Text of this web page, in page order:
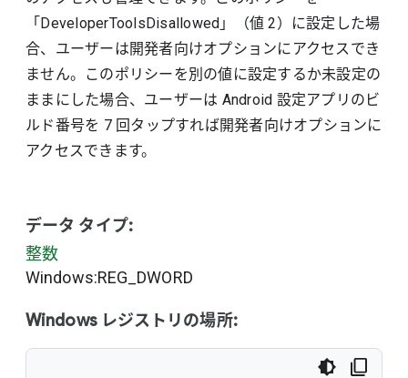
「DeveloperToolsDisallowed」（値 2）に設定した場
合、ユーザーは開発者向けオプションにアクセスでき
ません。このポリシーを別の値に設定するか未設定の
ままにした場合、ユーザーは Android 設定アプリのビ
ルド番号を 7 回タップすれば開発者向けオプションに
アクセスできます。
データ タイプ:
整数
Windows:REG_DWORD
Windows レジストリの場所: